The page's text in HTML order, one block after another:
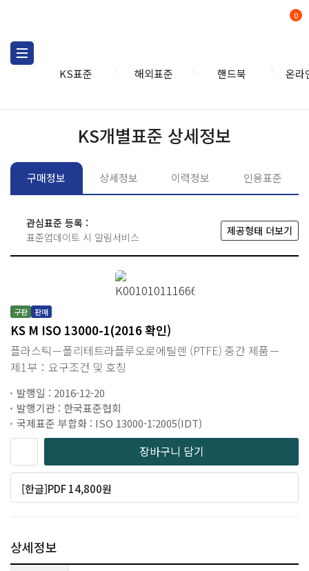
KS표준 해외표준 핸드북 온라
0
KS개별표준 상세정보
구매정보 상세정보 이력정보 인용표준
관심표준 등록 :
표준업데이트 시 알림서비스
제공형태 더보기
구판 판매
KS M ISO 13000-1(2016 확인)
플라스틱－폴리테트라플루오로에틸렌 (PTFE) 중간 제품－
제1부：요구조건 및 호칭
발행일 : 2016-12-20
발행기관 : 한국표준협회
국제표준 부합화 : ISO 13000-1:2005(IDT)
장바구니 담기
[한글]PDF 14,800원
상세정보